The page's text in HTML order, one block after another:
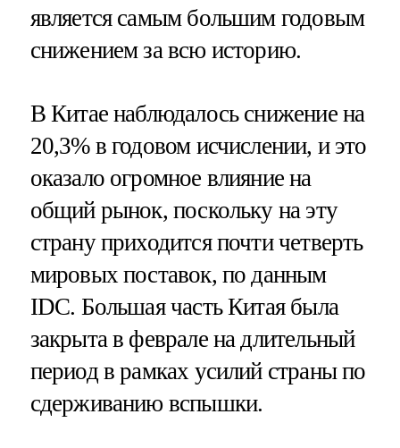
является самым большим годовым
снижением за всю историю.
В Китае наблюдалось снижение на
20,3% в годовом исчислении, и это
оказало огромное влияние на
общий рынок, поскольку на эту
страну приходится почти четверть
мировых поставок, по данным
IDC. Большая часть Китая была
закрыта в феврале на длительный
период в рамках усилий страны по
сдерживанию вспышки.